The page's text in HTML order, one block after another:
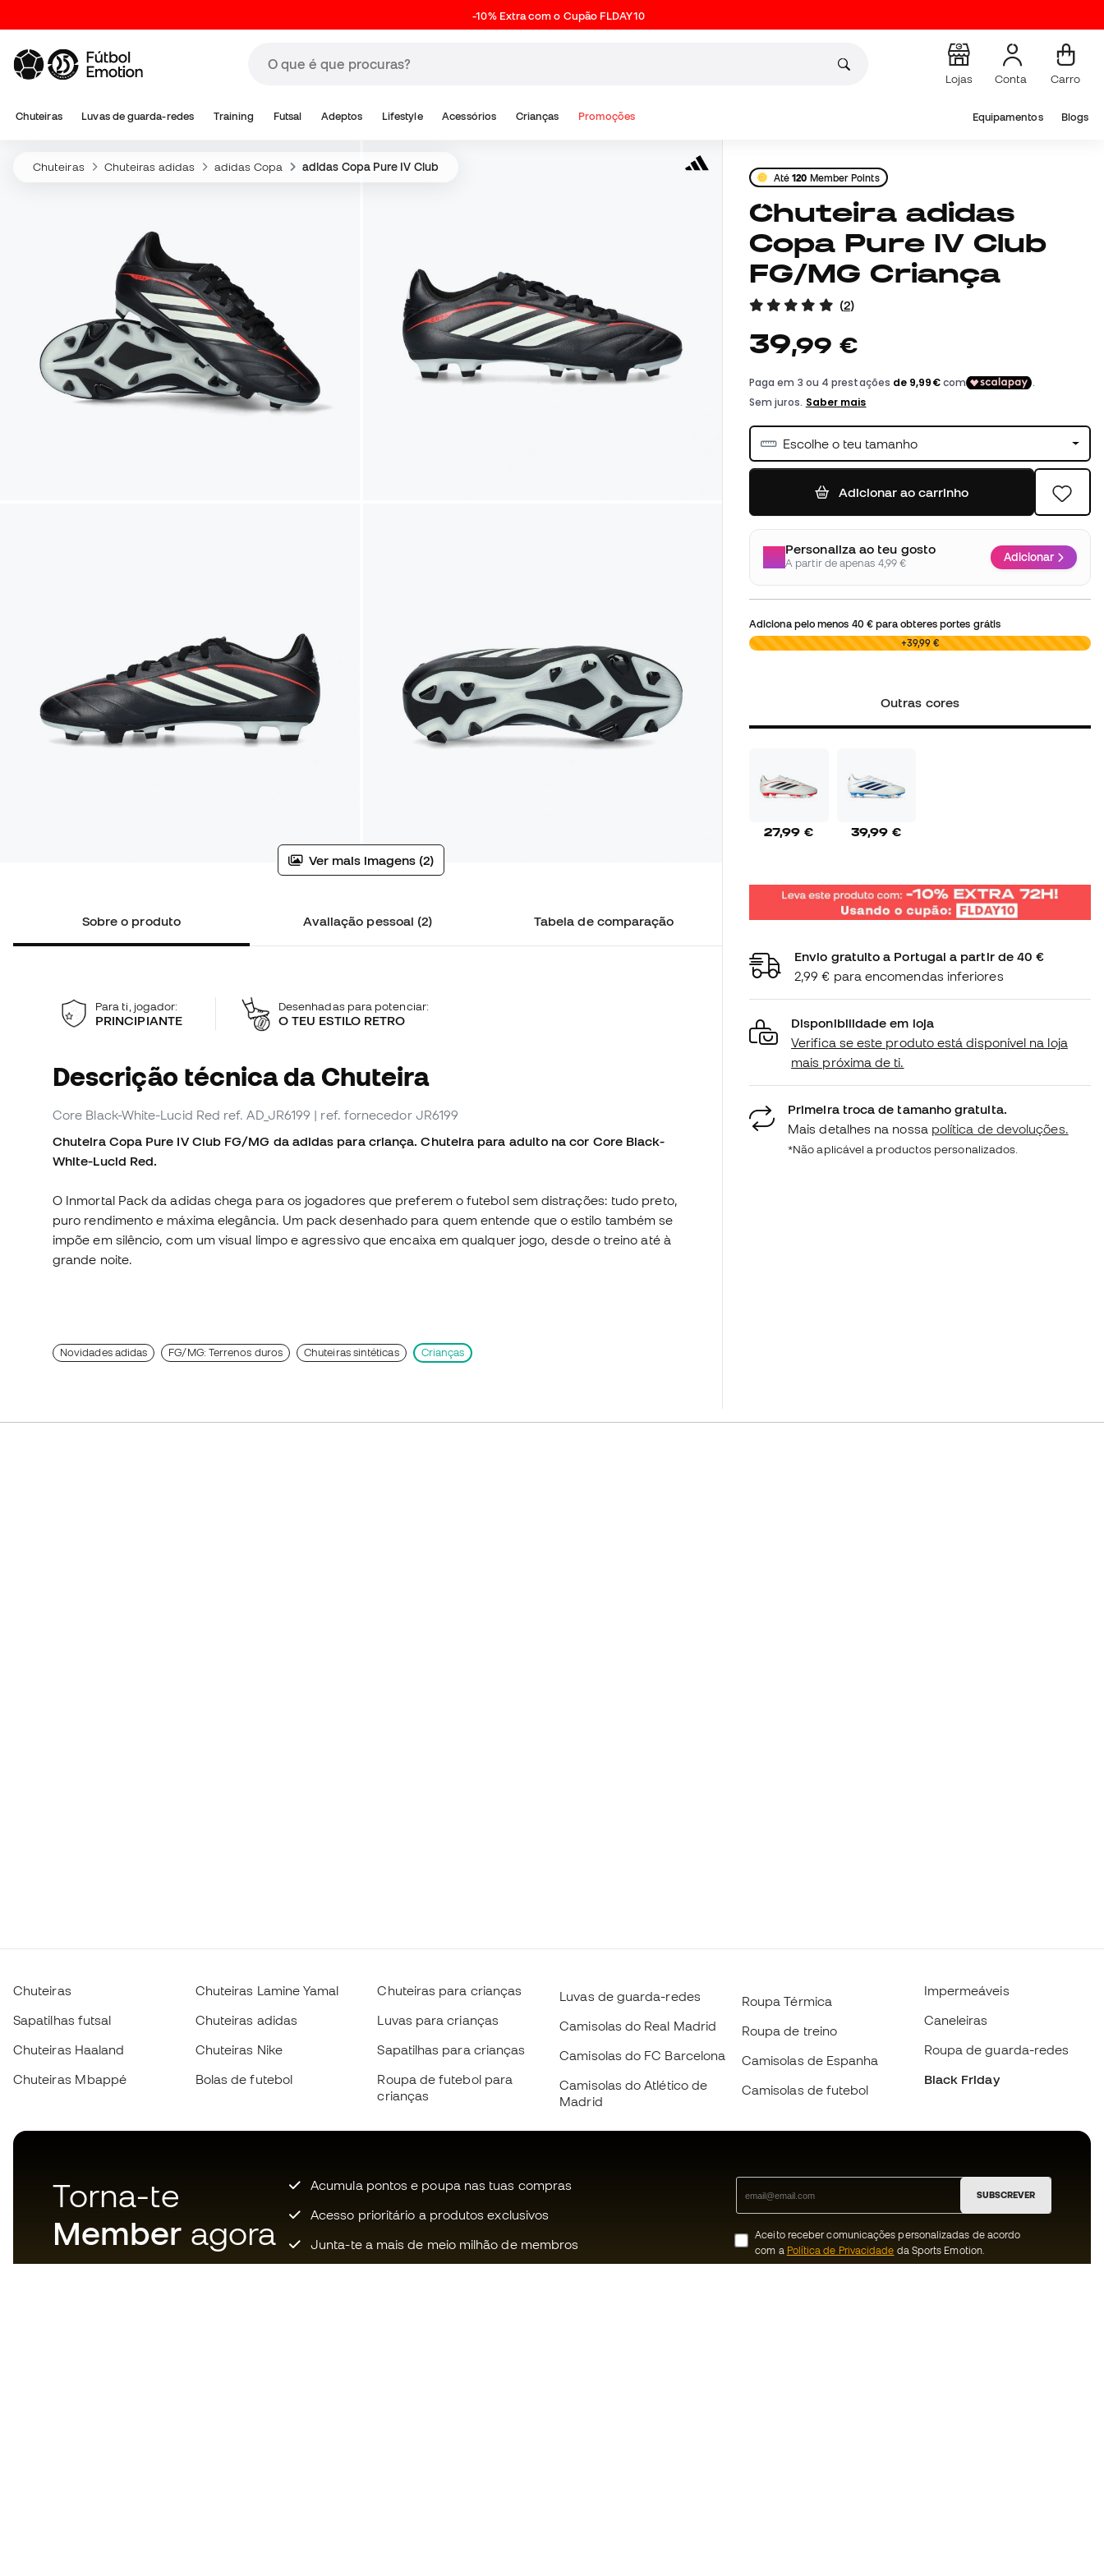
-10% Extra com o Cupão FLDAY10
Lojas Conta Carro
Chuteiras Luvas de guarda-redes Training Futsal Adeptos Lifestyle Acessórios Crianças Promoções Equipamentos Blogs
Chuteiras Chuteiras adidas adidas Copa adidas Copa Pure IV Club
Ver mais imagens (2)
Sobre o produto Avaliação pessoal (2) Tabela de comparação
Para ti, jogador:
PRINCIPIANTE
Desenhadas para potenciar:
O TEU ESTILO RETRO
Descrição técnica da Chuteira
Core Black-White-Lucid Red ref. AD_JR6199 | ref. fornecedor JR6199
Chuteira Copa Pure IV Club FG/MG da adidas para criança. Chuteira para adulto na cor Core Black-
White-Lucid Red.
O Inmortal Pack da adidas chega para os jogadores que preferem o futebol sem distrações: tudo preto,
puro rendimento e máxima elegância. Um pack desenhado para quem entende que o estilo também se
impõe em silêncio, com um visual limpo e agressivo que encaixa em qualquer jogo, desde o treino até à
grande noite.
Novidades adidas FG/MG: Terrenos duros Chuteiras sintéticas Crianças
Até120 Member Points
Chuteira adidas
Copa Pure IV Club
FG/MG Criança
(2)
39,99 €
Escolhe o teu tamanho
Adicionar ao carrinho
Personaliza ao teu gosto
A partir de apenas 4,99 € Adicionar
Adiciona pelo menos 40 €para obteres portes grátis
0,00 € +39,99 €
Outras cores
27,99 € 39,99 €
Envio gratuito a Portugal a partir de 40 €
2,99 € para encomendas inferiores
Disponibilidade em loja
Verifica se este produto está disponível na loja
mais próxima de ti.
Primeira troca de tamanho gratuita.
Mais detalhes na nossa política de devoluções.
*Não aplicável a productos personalizados.
Chuteiras
Sapatilhas futsal
Chuteiras Haaland
Chuteiras Mbappé
Chuteiras Lamine Yamal
Chuteiras adidas
Chuteiras Nike
Bolas de futebol
Chuteiras para crianças
Luvas para crianças
Sapatilhas para crianças
Roupa de futebol para
crianças
Luvas de guarda-redes
Camisolas do Real Madrid
Camisolas do FC Barcelona
Camisolas do Atlético de
Madrid
Roupa Térmica
Roupa de treino
Camisolas de Espanha
Camisolas de futebol
Impermeáveis
Caneleiras
Roupa de guarda-redes
Black Friday
Torna-te
Member agora
Acumula pontos e poupa nas tuas compras
Acesso prioritário a produtos exclusivos
Junta-te a mais de meio milhão de membros
SUBSCREVER
Aceito receber comunicações personalizadas de acordo
com a Política de Privacidade da Sports Emotion.